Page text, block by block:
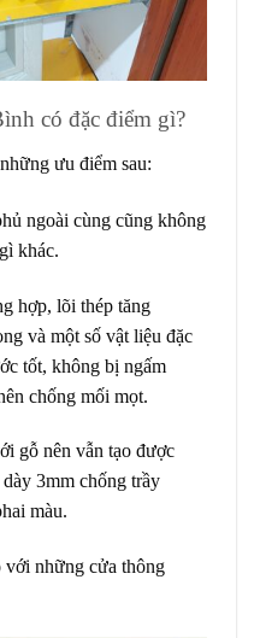
có đặc điểm gì?
ưu điểm sau:
ngoài cùng cũng không
khác.
hợp, lõi thép tăng
và một số vật liệu đặc
tốt, không bị ngấm
chống mối mọt.
gỗ nên vẫn tạo được
3mm chống trầy
màu.
những cửa thông